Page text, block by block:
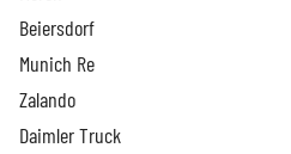
Beiersdorf
Munich Re
Zalando
Daimler Truck